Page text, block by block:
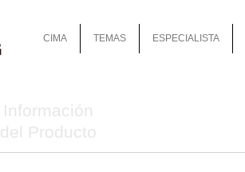
CIMA TEMAS ESPECIALISTA
Información
del Producto